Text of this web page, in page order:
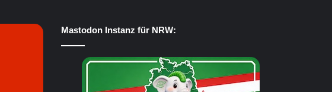
Mastodon Instanz für NRW: